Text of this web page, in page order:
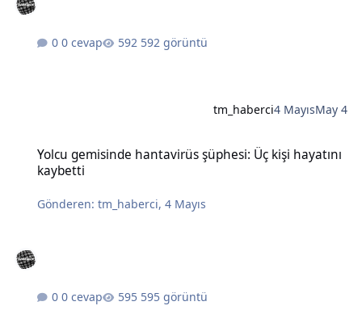
0 cevap 592 görüntü
tm_haberci4 MayısMay 4
Yolcu gemisinde hantavirüs şüphesi: Üç kişi hayatını
kaybetti
Gönderen:tm_haberci,4 Mayıs
0 cevap 595 görüntü